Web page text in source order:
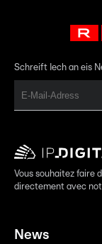
Schreift Iech an eis
Vous souhaitez faire
directement avec
News